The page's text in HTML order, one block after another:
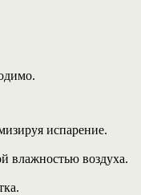
испарение.
влажностью воздуха.